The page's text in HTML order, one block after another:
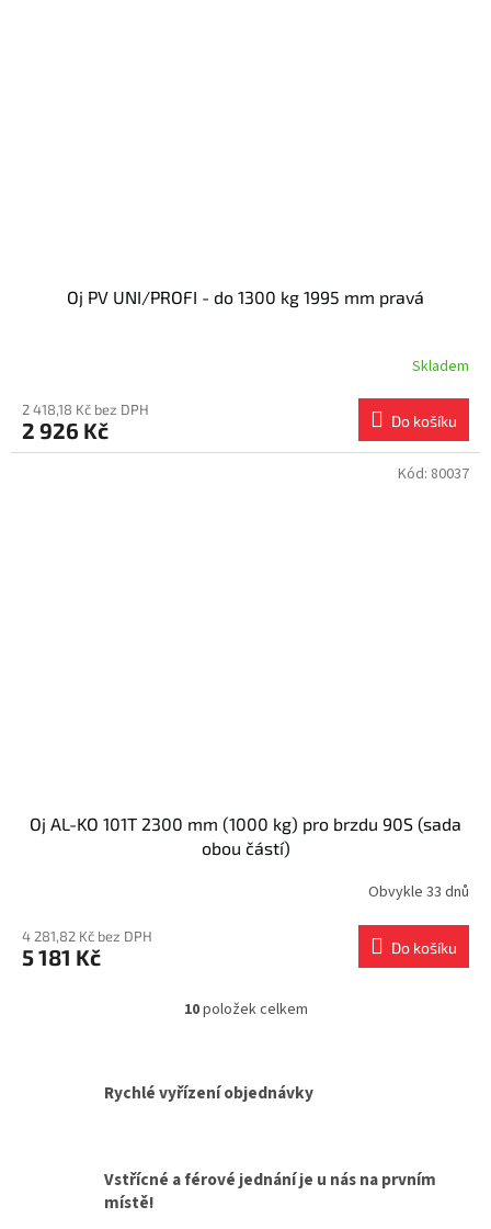
Oj PV UNI/PROFI - do 1300 kg 1995 mm pravá
Skladem
2 418,18 Kč bez DPH
2 926 Kč Do košíku
Oj AL-KO 101T 2300 mm (1000 kg) pro brzdu 90S (sada
obou částí)
Obvykle 33 dnů
4 281,82 Kč bez DPH
5 181 Kč Do košíku
Kód: 80037
O
á
d
p
10položek celkem
Rychlé vyřízení objednávky
Vstřícné a férové jednání je u nás na prvním
místě!